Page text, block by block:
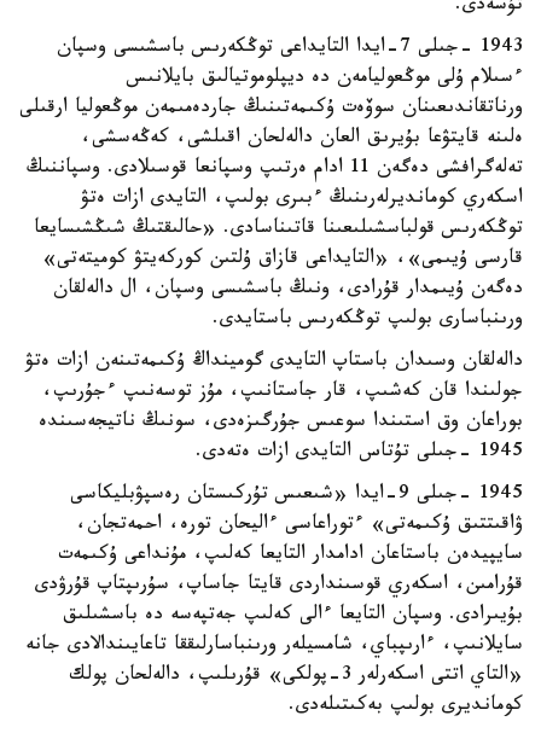
تۇسەدى.
1943 -جىلى 7-ايدا التايداعى توڭكەرىس باسشىسى وسپان
ءسىلام ۇلى موڭعوليامەن دە ديپلوموتيالىق بايلانىس
ورناتقاندىعىنان سوۆەت ۇكىمەتىنىڭ جاردەمىمەن موڭعوليا ارقىلى
ەلىنە قايتۋعا بۇيرىق العان دالەلحان اقىلشى، كەڭەسشى،
تەلەگرافشى دەگەن 11 ادام ەرتىپ وسپانعا قوسىلادى. وسپاننىڭ
اسكەري كومانديرلەرىنىڭ ءبىرى بولىپ، التايدى ازات ەتۋ
توڭكەرىس قولباسشىلىعىنا قاتىناسادى. «حالىقتىڭ شىڭشىسايعا
قارسى ۇيىمى»، «التايداعى قازاق ۇلتىن كوركەيتۋ كوميتەتى»
دەگەن ۇيىمدار قۇرادى، ونىڭ باسشىسى وسپان، ال دالەلقان
ورىنباسارى بولىپ توڭكەرىس باستايدى.
دالەلقان وسىدان باستاپ التايدى گومينداڭ ۇكىمەتىنەن ازات ەتۋ
جولىندا قان كەشىپ، قار جاستانىپ، مۇز توسەنىپ ءجۇرىپ،
بوراعان وق استىندا سوعىس جۇرگىزەدى، سونىڭ ناتيجەسىندە
1945 -جىلى تۇتاس التايدى ازات ەتەدى.
1945 -جىلى 9-ايدا «شىعىس تۇركىستان رەسپۋبليكاسى
ۋاقىتتىق ۇكىمەتى» ءتوراعاسى ءاليحان تورە، احمەتجان،
سايپيدەن باستاعان ادامدار التايعا كەلىپ، مۇنداعى ۇكىمەت
قۇرامىن، اسكەري قوسىنداردى قايتا جاساپ، سۇرىپتاپ قۇرۋدى
بۇيىرادى. وسپان التايعا ءالى كەلىپ جەتپەسە دە باسشىلىق
سايلانىپ، ءارىپباي، شامسيلەر ورىنباسارلىققا تاعايىندالادى جانە
«التاي اتتى اسكەرلەر 3-پولكى» قۇرىلىپ، دالەلحان پولك
كومانديرى بولىپ بەكىتىلەدى.